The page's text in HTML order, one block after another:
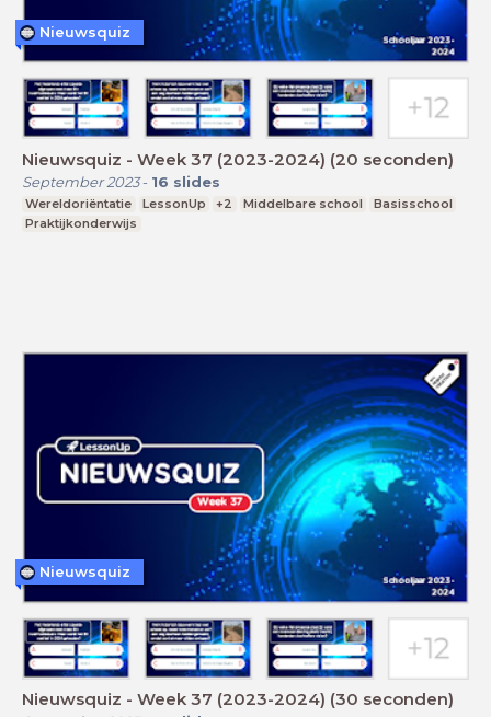
Nieuwsquiz - Week 37 (2023-2024) (20 seconden)
September 2023- 16 slides
Wereldoriëntatie LessonUp +2 Middelbare school
Basisschool
Praktijkonderwijs
Nieuwsquiz
Nieuwsquiz - Week 37 (2023-2024) (30 seconden)
Nieuwsquiz